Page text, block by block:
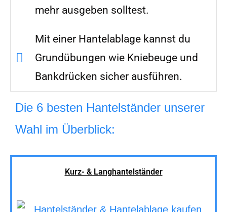
mehr ausgeben solltest.
Mit einer Hantelablage kannst du
Grundübungen wie Kniebeuge und
Bankdrücken sicher ausführen.
Die 6 besten Hantelständer unserer
Wahl im Überblick:
Kurz- & Langhantelständer